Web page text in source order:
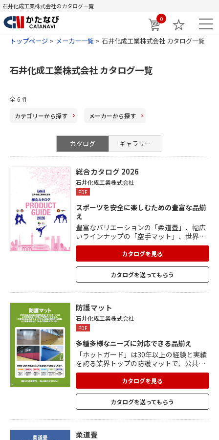
石井化成工業株式会社のカタログ一覧
0
トップページ メーカー一覧 石井化成工業株式会社 カタログ一覧
石井化成工業株式会社 カタログ一覧
全 6 件
カテゴリーから探す メーカーから探す
カタログ ギャラリー
総合カタログ 2026
石井化成工業株式会社
PDF
スポーツを安全に楽しむための豊富な品揃
え
豊富なバリエーションの「柔道畳」、幅広
いラインナップの「空手マット」、世界大
会でも使用される「レスリングマット」、
格闘技のスタイルに合わせて最適なクッシ
ョン材が選べる「格闘技マット」を掲載。
他にも、さまざまなスポーツに対応した商
品やスポーツマット、防護マットやキッズ
合わせて選べる「除菌クリーナー」もあり
ます。
カタログを見る
カタログを送ってもらう
防護マット
石井化成工業株式会社
PDF
多種多様なニーズに対応できる品揃え
「ホットガード」は30年以上の経験と実績
を誇る業界トップの防護マットで、公共運
動施設への導入も業界トップクラス。 屋内
難燃、屋内不燃、屋外防水、要施工、施工
不要、とさまざまなタイプがあり、使用す
る場所や用途に応じて最適なものを選ぶこ
とができます。 実際に、不燃性を求める国
す。 カラーバリエーションも豊富。
カタログを見る
カタログを送ってもらう
柔道畳